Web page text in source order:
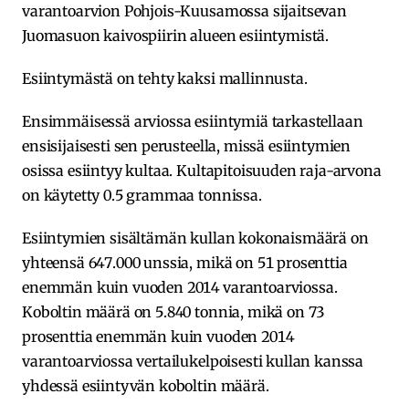
varantoarvion Pohjois-Kuusamossa sijaitsevan
Juomasuon kaivospiirin alueen esiintymistä.
Esiintymästä on tehty kaksi mallinnusta.
Ensimmäisessä arviossa esiintymiä tarkastellaan
ensisijaisesti sen perusteella, missä esiintymien
osissa esiintyy kultaa. Kultapitoisuuden raja-arvona
on käytetty 0.5 grammaa tonnissa.
Esiintymien sisältämän kullan kokonaismäärä on
yhteensä 647.000 unssia, mikä on 51 prosenttia
enemmän kuin vuoden 2014 varantoarviossa.
Koboltin määrä on 5.840 tonnia, mikä on 73
prosenttia enemmän kuin vuoden 2014
varantoarviossa vertailukelpoisesti kullan kanssa
yhdessä esiintyvän koboltin määrä.